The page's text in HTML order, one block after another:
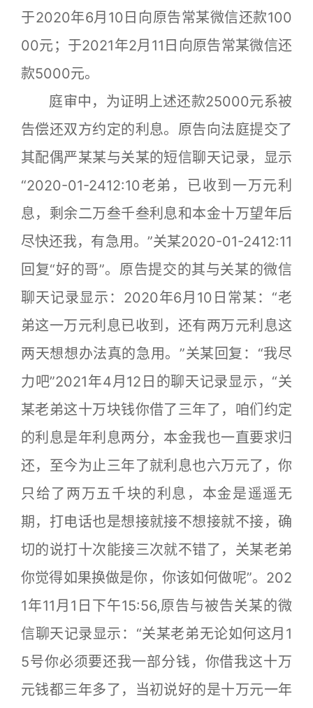
于2020年6月10日向原告常某微信还款100
00元；于2021年2月11日向原告常某微信还
款5000元。
庭审中，为证明上述还款25000元系被
告偿还双方约定的利息。原告向法庭提交了
其配偶严某某与关某的短信聊天记录，显示
“2020-01-2412:10老弟，已收到一万元利
息，剩余二万叁千叁利息和本金十万望年后
尽快还我，有急用。”关某2020-01-2412:11
回复“好的哥”。原告提交的其与关某的微信
聊天记录显示：2020年6月10日常某：“老
弟这一万元利息已收到，还有两万元利息这
两天想想办法真的急用。”关某回复：“我尽
力吧”2021年4月12日的聊天记录显示，“关
某老弟这十万块钱你借了三年了，咱们约定
的利息是年利息两分，本金我也一直要求归
还，至今为止三年了就利息也六万元了，你
只给了两万五千块的利息，本金是遥遥无
期，打电话也是想接就接不想接就不接，确
切的说打十次能接三次就不错了，关某老弟
你觉得如果换做是你，你该如何做呢”。202
1年11月1日下午15:56,原告与被告关某的微
信聊天记录显示：“关某老弟无论如何这月1
5号你必须要还我一部分钱，你借我这十万
元钱都三年多了，当初说好的是十万元一年